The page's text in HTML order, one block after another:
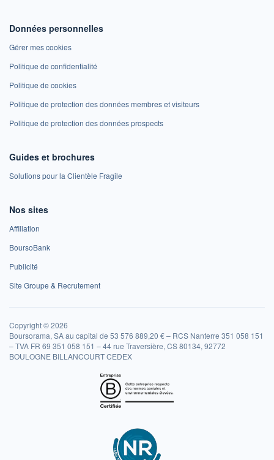
Données personnelles
Gérer mes cookies
Politique de confidentialité
Politique de cookies
Politique de protection des données membres et visiteurs
Politique de protection des données prospects
Guides et brochures
Solutions pour la Clientèle Fragile
Nos sites
Affiliation
BoursoBank
Publicité
Site Groupe & Recrutement
Copyright © 2026
Boursorama, SA au capital de 53 576 889,20 € – RCS Nanterre 351 058 151
– TVA FR 69 351 058 151 – 44 rue Traversière, CS 80134, 92772
BOULOGNE BILLANCOURT CEDEX